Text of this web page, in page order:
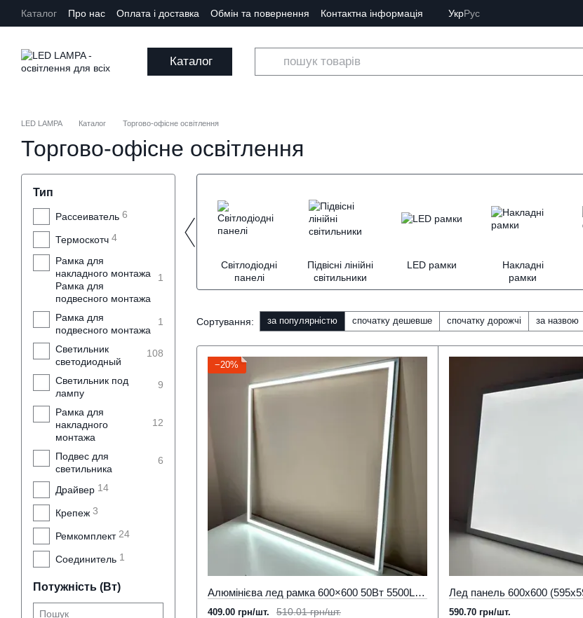
Перейти до основного контенту
Каталог Про нас Оплата і доставка Обмін та повернення Контактна інформація УкрРус
Каталог
LED LAMPA Каталог Торгово-офісне освітлення
Торгово-офісне освітлення
Світлодіодні
панелі
Підвісні лінійні
світильники
LED рамки
Накладні
рамки
Сортування: за популярністю спочатку дешевше спочатку дорожчі за назвою
−20%
Алюмінієва лед рамка 600×600 50Вт 5500Lm 6500К Холодне світло, Aluminum
510.01 грн/шт.
409.00 грн/шт. 590.70 грн/шт.
Тип
Рассеиватель 6
Термоскотч 4
Рамка для
накладного монтажа
Рамка для
подвесного монтажа
1
Рамка для
подвесного монтажа
1
Светильник
светодиодный
108
Светильник под
лампу
9
Рамка для
накладного
монтажа
12
Подвес для
светильника
6
Драйвер 14
Крепеж 3
Ремкомплект 24
Соединитель 1
Потужність (Вт)